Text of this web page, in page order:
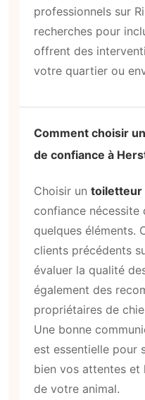
professionnels sur
recherches pour
offrent des
votre quartier ou
Comment choisir
de confiance à
Choisir un toiletteur
confiance
quelques éléments.
clients précédents
évaluer la qualité
également des
propriétaires de
Une bonne
est essentielle pour
bien vos attentes et
de votre animal.